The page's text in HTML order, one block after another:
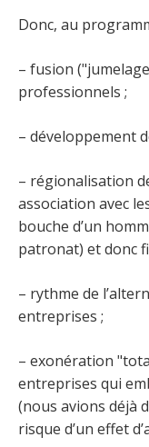
Donc, au
– fusion
professionnels ;
– développement
– régionalisation
association avec
bouche d’un
patronat) et donc
– rythme de
entreprises ;
– exonération
entreprises qui
(nous avions déjà
risque d’un effet